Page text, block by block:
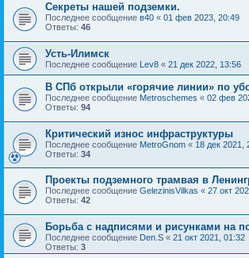
Секреты нашей подземки.
Последнее сообщение в40 « 01 фев 2023, 20:49
Ответы: 46
Усть-Илимск
Последнее сообщение Lev8 « 21 дек 2022, 13:56
В СПб открыли «горячие линии» по
Последнее сообщение Metroschemes « 02 фев
Ответы: 94
Критический износ инфраструктуры
Последнее сообщение MetroGnom « 18 дек 2021,
Ответы: 34
Проекты подземного трамвая в
Последнее сообщение GelezinisVilkas « 27 окт
Ответы: 42
Борьба с надписями и рисунками на
Последнее сообщение Den.S « 21 окт 2021, 01:32
Ответы: 3